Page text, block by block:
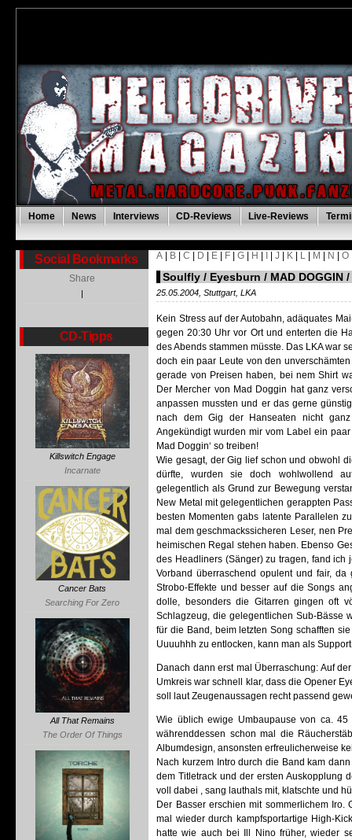
Home News Interviews CD-Reviews Live-Reviews
Social Bookmarks
Share
|
CD-Tipps
Killswitch Engage
Incarnate
Cancer Bats
Searching For Zero
All That Remains
The Order Of Things
A B |C D E F |G H |J K L M N |O
Soulfly / Eyesburn / MAD DOGGIN /
25.05.2004, Stuttgart, LKA
Kein Stress auf der Autobahn, adäquates
gegen 20:30 Uhr vor Ort und enterten die
des Abends stammen müsste. Das LKA war
doch ein paar Leute von den
gerade von Preisen haben, bei nem Shirt
Der Mercher von Mad Doggin hat ganz
anpassen mussten und er das gerne
nach dem Gig der Hanseaten nicht
Angekündigt wurden mir vom Label ein
Mad Doggin‘ so treiben!
Wie gesagt, der Gig lief schon und obwohl
dürfte, wurden sie doch wohlwollend
gelegentlich als Grund zur Bewegung
New Metal mit gelegentlichen gerappten
besten Momenten gabs latente Parallelen
mal dem geschmackssicheren Leser, nen
heimischen Regal stehen haben. Ebenso
des Headliners (Sänger) zu tragen, fand ich
Vorband überraschend opulent und fair,
Strobo-Effekte und besser auf die Songs
dolle, besonders die Gitarren gingen oft
Schlagzeug, die gelegentlichen Sub-Bässe
für die Band, beim letzten Song schafften
Uuuuhhh zu entlocken, kann man als
Danach dann erst mal Überraschung: Auf
Umkreis war schnell klar, dass die Opener
soll laut Zeugenaussagen recht passend
Wie üblich ewige Umbaupause von ca.
währenddessen schon mal die
Albumdesign, ansonsten erfreulicherweise
Nach kurzem Intro durch die Band kam
dem Titletrack und der ersten Auskopplung
voll dabei , sang lauthals mit, klatschte und
Der Basser erschien mit sommerlichem
mal wieder durch kampfsportartige High-
hatte wie auch bei Ill Nino früher, wieder